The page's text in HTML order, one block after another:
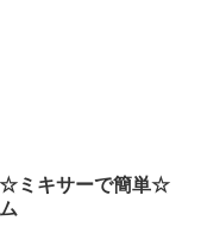
☆ミキサーで簡単☆